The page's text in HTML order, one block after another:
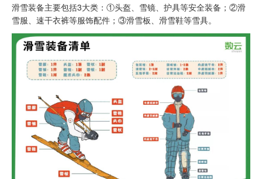
滑雪装备主要包括3大类：①头盔、雪镜、护具等安全装备；②滑
雪服、速干衣裤等服饰配件；③滑雪板、滑雪鞋等雪具。